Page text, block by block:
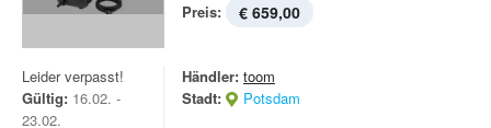
Preis: € 659,00
Leider verpasst!
Gültig: 16.02. -
23.02.
Händler: toom
Stadt:
Potsdam